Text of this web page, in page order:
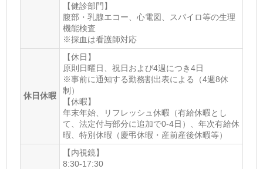
【健診部門】
腹部・乳腺エコー、心電図、スパイロ等の生理
機能検査
※採血は看護師対応
休日休暇
【休日】
原則日曜日、祝日および4週につき4日
※事前に通知する勤務割出表による（4週8休
制）
【休暇】
年末年始、リフレッシュ休暇（有給休暇とし
て、法定付与部分に追加で0-4日）、年次有給休
暇、特別休暇（慶弔休暇・産前産後休暇等）
【内視鏡】
8:30-17:30